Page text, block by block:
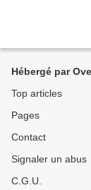
Hébergé par
Top articles
Pages
Contact
Signaler un abus
C.G.U.